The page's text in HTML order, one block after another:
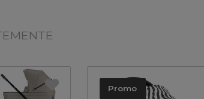
Promo